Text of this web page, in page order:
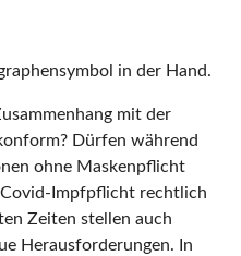
in der Hand.
mit der
Dürfen während
ohne Maskenpflicht
Impfpflicht rechtlich
Zeiten stellen auch
Herausforderungen. In